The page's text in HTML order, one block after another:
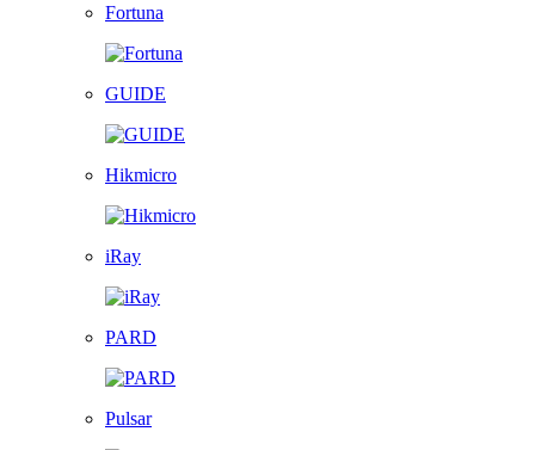
Fortuna
GUIDE
Hikmicro
iRay
PARD
Pulsar